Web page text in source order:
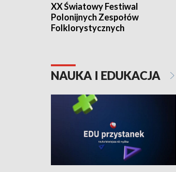
XX Światowy Festiwal
Polonijnych Zespołów
Folklorystycznych
NAUKA I EDUKACJA